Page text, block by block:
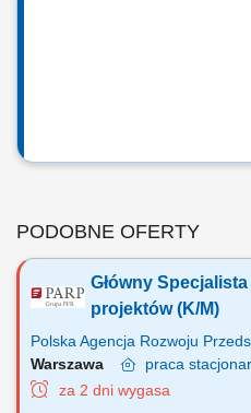
PODOBNE OFERTY
Główny
projektów (K/M)
Polska Agencja Rozwoju
Warszawa
praca
za 2 dni wygasa